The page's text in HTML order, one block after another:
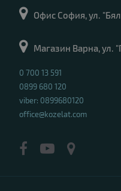
Офис София, ул.
Магазин Варна, ул.
0 700 13 591
0899 680 120
viber: 0899680120
office@kozelat.com